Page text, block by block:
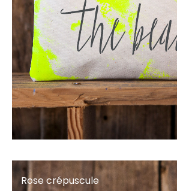
Rose crépuscule